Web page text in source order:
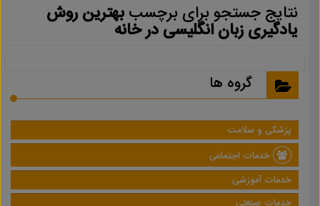
نتایج جستجو برای برچسببهترین روش
یادگیری زبان انگلیسی در خانه
گروه ها
پزشکی و سلامت
خدمات اجتماعی
خدمات آموزشی